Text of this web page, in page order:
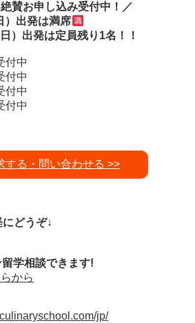
賛お申し込み受付中！／
出発は満席
）出発は定員残り1名！！
付中
付中
付中
付中
する・問い合わせる >>
にどうぞ↓
学相談できます!
から
jp/